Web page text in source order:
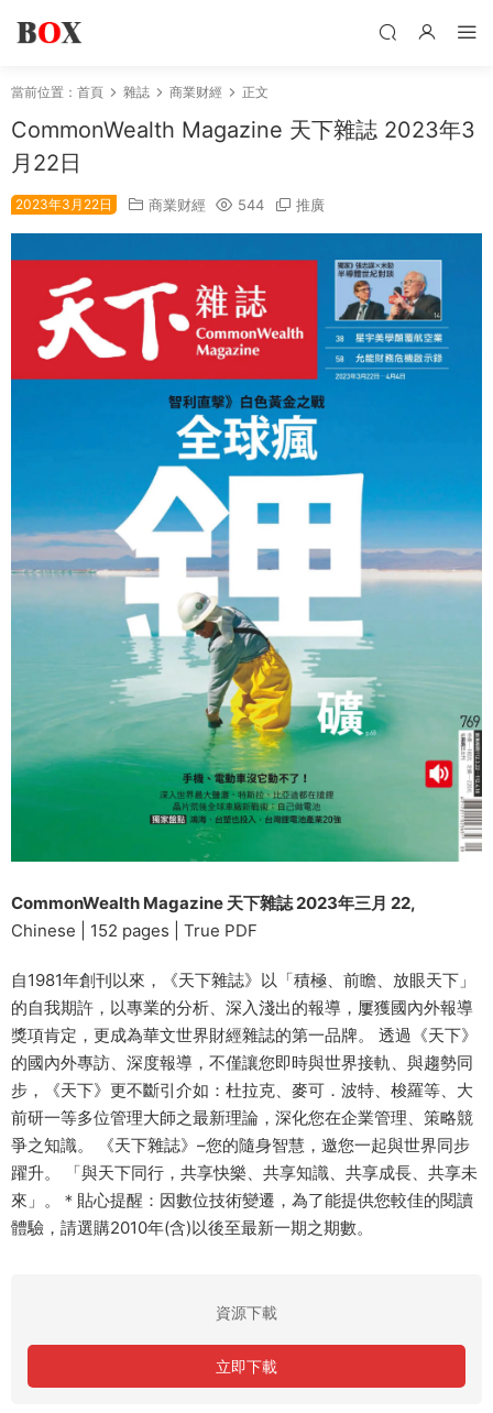
當前位置： 首頁 雜誌 商業财經 正文
CommonWealth Magazine 天下雜誌 2023年3
月22日
2023年3月22日 商業财經 544 推廣
CommonWealth Magazine 天下雜誌 2023年三月 22,
Chinese | 152 pages | True PDF
自1981年創刊以來，《天下雜誌》以「積極、前瞻、放眼天下」
的自我期許，以專業的分析、深入淺出的報導，屢獲國內外報導
獎項肯定，更成為華文世界財經雜誌的第一品牌。 透過《天下》
的國內外專訪、深度報導，不僅讓您即時與世界接軌、與趨勢同
步，《天下》更不斷引介如：杜拉克、麥可．波特、梭羅等、大
前研一等多位管理大師之最新理論，深化您在企業管理、策略競
爭之知識。 《天下雜誌》–您的隨身智慧，邀您一起與世界同步
躍升。 「與天下同行，共享快樂、共享知識、共享成長、共享未
來」。＊貼心提醒：因數位技術變遷，為了能提供您較佳的閱讀
體驗，請選購2010年(含)以後至最新一期之期數。
資源下載
立即下載